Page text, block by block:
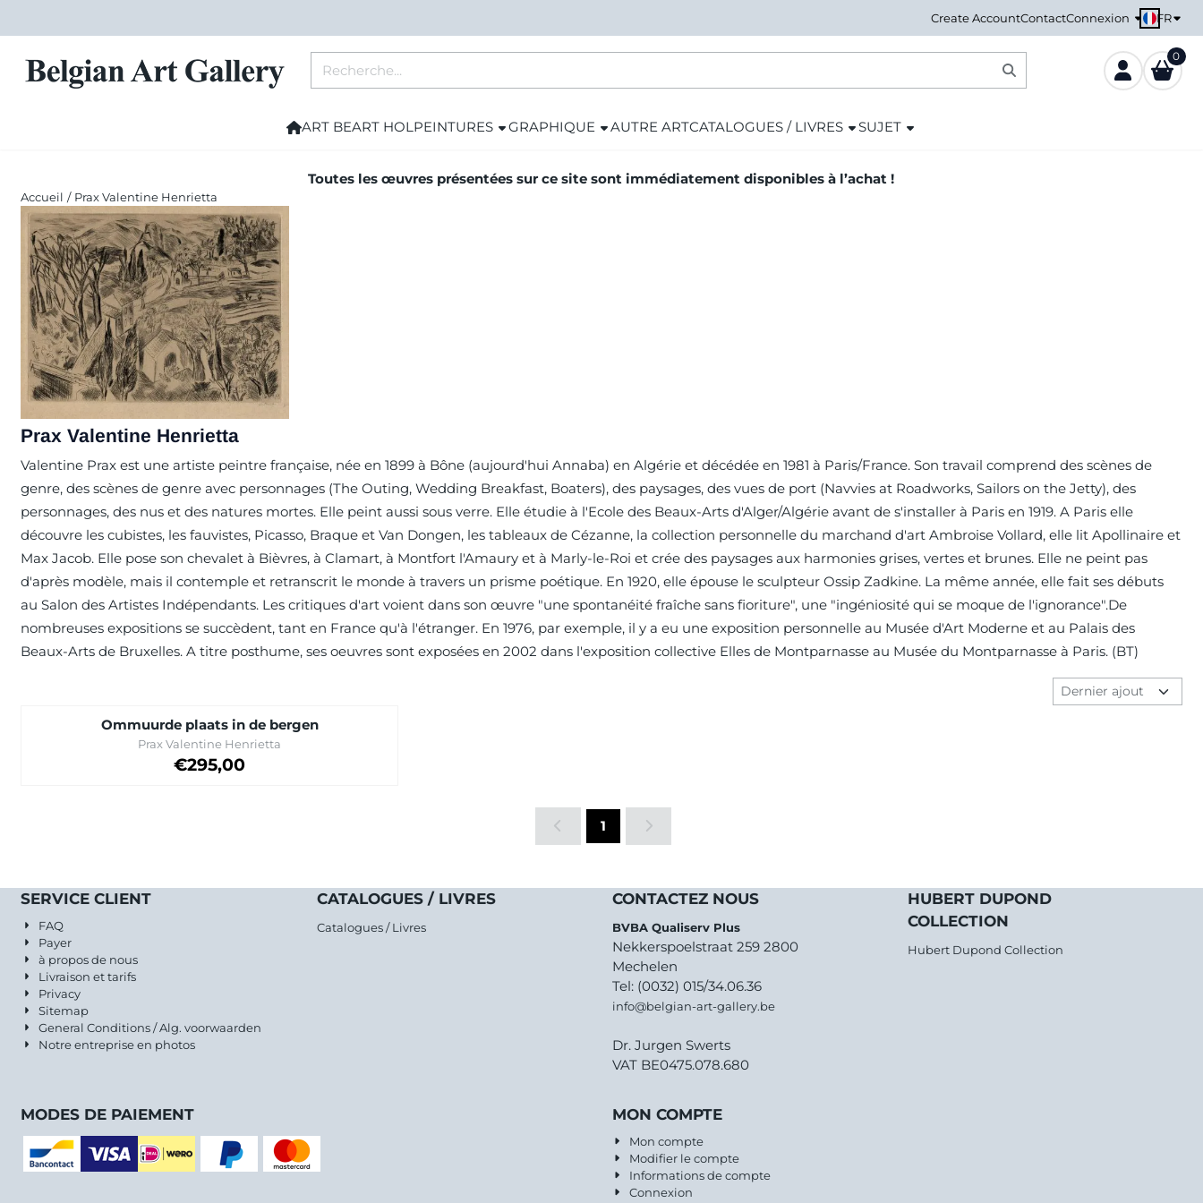
Create AccountContactConnexion FR
0
ART BEART HOLPEINTURES GRAPHIQUE AUTRE ARTCATALOGUES / LIVRES SUJET
Toutes les œuvres présentées sur ce site sont immédiatement disponibles à l’achat !
Accueil / Prax Valentine Henrietta
Prax Valentine Henrietta
Valentine Prax est une artiste peintre française, née en 1899 à Bône (aujourd'hui Annaba) en Algérie et décédée en 1981 à Paris/France. Son travail comprend des scènes de
genre, des scènes de genre avec personnages (The Outing, Wedding Breakfast, Boaters), des paysages, des vues de port (Navvies at Roadworks, Sailors on the Jetty), des
personnages, des nus et des natures mortes. Elle peint aussi sous verre. Elle étudie à l'Ecole des Beaux-Arts d'Alger/Algérie avant de s'installer à Paris en 1919. A Paris elle
découvre les cubistes, les fauvistes, Picasso, Braque et Van Dongen, les tableaux de Cézanne, la collection personnelle du marchand d'art Ambroise Vollard, elle lit Apollinaire et
Max Jacob. Elle pose son chevalet à Bièvres, à Clamart, à Montfort l'Amaury et à Marly-le-Roi et crée des paysages aux harmonies grises, vertes et brunes. Elle ne peint pas
d'après modèle, mais il contemple et retranscrit le monde à travers un prisme poétique. En 1920, elle épouse le sculpteur Ossip Zadkine. La même année, elle fait ses débuts
au Salon des Artistes Indépendants. Les critiques d'art voient dans son œuvre "une spontanéité fraîche sans fioriture", une "ingéniosité qui se moque de l'ignorance".De
nombreuses expositions se succèdent, tant en France qu'à l'étranger. En 1976, par exemple, il y a eu une exposition personnelle au Musée d'Art Moderne et au Palais des
Beaux-Arts de Bruxelles. A titre posthume, ses oeuvres sont exposées en 2002 dans l'exposition collective Elles de Montparnasse au Musée du Montparnasse à Paris. (BT)
Méthode de tri
Ommuurde plaats in de bergen
Marque :
Prax Valentine Henrietta
Prix: 295,00
€295,00
1
SERVICE CLIENT
FAQ
Payer
à propos de nous
Livraison et tarifs
Privacy
Sitemap
General Conditions / Alg. voorwaarden
Notre entreprise en photos
CATALOGUES / LIVRES
Catalogues / Livres
CONTACTEZ NOUS
BVBA Qualiserv Plus
Nekkerspoelstraat 259 2800
Mechelen
Tel: (0032) 015/34.06.36
info@belgian-art-gallery.be
Dr. Jurgen Swerts
VAT BE0475.078.680
HUBERT DUPOND
COLLECTION
Hubert Dupond Collection
MODES DE PAIEMENT MON COMPTE
Mon compte
Modifier le compte
Informations de compte
Connexion